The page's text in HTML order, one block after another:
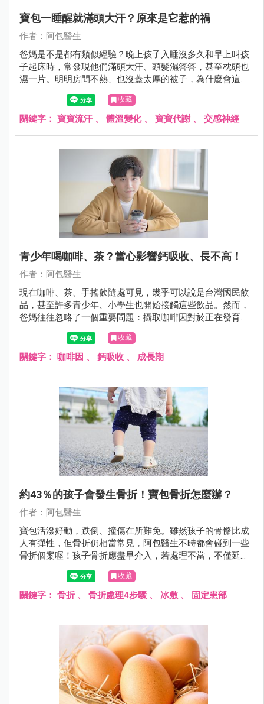
寶包一睡醒就滿頭大汗？原來是它惹的禍
作者：阿包醫生
爸媽是不是都有類似經驗？晚上孩子入睡沒多久和早上叫孩
子起床時，常發現他們滿頭大汗、頭髮濕答答，甚至枕頭也
濕一片。明明房間不熱、也沒蓋太厚的被子，為什麼會這
收藏
關鍵字： 寶寶流汗 、 體溫變化、 寶寶代謝 、 交感神經
青少年喝咖啡、茶？當心影響鈣吸收、長不高！
作者：阿包醫生
現在咖啡、茶、手搖飲隨處可見，幾乎可以說是台灣國民飲
品，甚至許多青少年、小學生也開始接觸這些飲品。然而，
爸媽往往忽略了一個重要問題：攝取咖啡因對於正在發育的
孩子，可能造成骨骼生長與健康上的影響。
收藏
關鍵字： 咖啡因 、 鈣吸收 、 成長期
約43％的孩子會發生骨折！寶包骨折怎麼辦？
作者：阿包醫生
寶包活潑好動，跌倒、撞傷在所難免。雖然孩子的骨骼比成
人有彈性，但骨折仍相當常見，阿包醫生不時都會碰到一些
骨折個案喔！孩子骨折應盡早介入，若處理不當，不僅延誤
治療，還可能影響骨骼發育與日常生活。
收藏
關鍵字： 骨折 、 骨折處理4步驟 、 冰敷 、 固定患部